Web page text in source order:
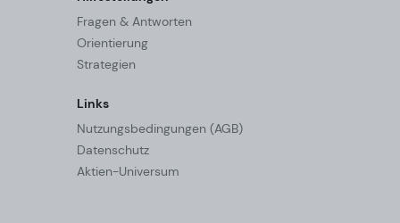
Fragen & Antworten
Orientierung
Strategien
Links
Nutzungsbedingungen (AGB)
Datenschutz
Aktien-Universum